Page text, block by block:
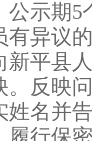
公示期5
有异议的
新平县
。反映
姓名并